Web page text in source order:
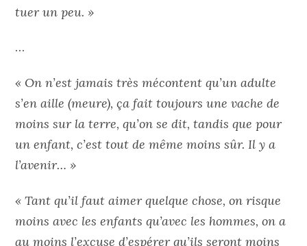
tuer un peu. »
…
« On n’est jamais très mécontent qu’un adulte
s’en aille (meure), ça fait toujours une vache de
moins sur la terre, qu’on se dit, tandis que pour
un enfant, c’est tout de même moins sûr. Il y a
l’avenir… »
« Tant qu’il faut aimer quelque chose, on risque
moins avec les enfants qu’avec les hommes, on a
au moins l’excuse d’espérer qu’ils seront moins